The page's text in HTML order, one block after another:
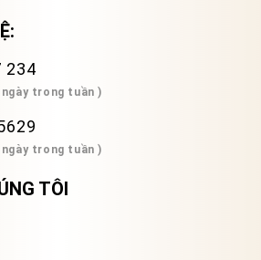
234
trong tuần )
trong tuần )
TÔI